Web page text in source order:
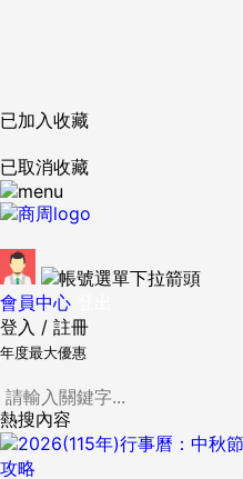
已加入收藏
已取消收藏
會員中心
登入 / 註冊
年度最大優惠
熱搜內容